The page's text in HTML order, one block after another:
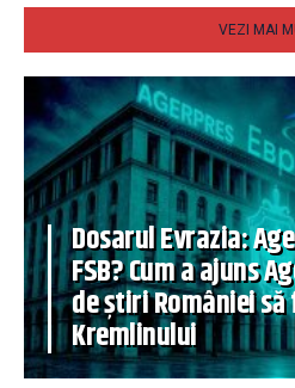
VEZI MAI
Dosarul Evrazia:
FSB? Cum a ajuns
de știri României
Kremlinului